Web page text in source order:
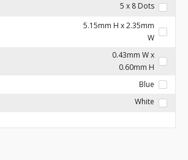
5 x 8 Dots
5.15mm H x 2.35mm
W
0.43mm W x
0.60mm H
Blue
White